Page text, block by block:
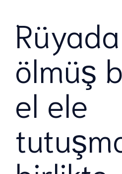
Rüyada
ölmüş
el ele